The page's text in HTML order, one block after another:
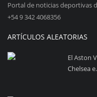
Portal de noticias deportivas
+54 9 342 4068356
ARTÍCULOS ALEATORIAS
El Aston
Chelsea